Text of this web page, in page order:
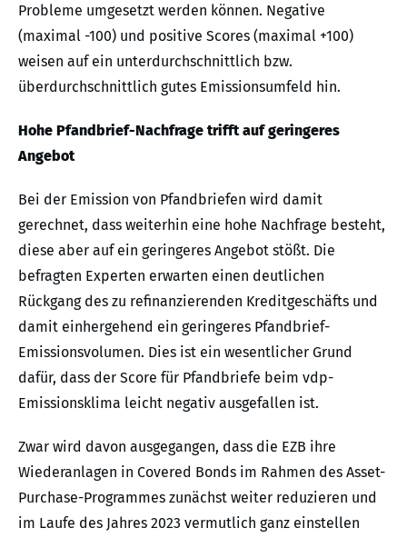
Probleme umgesetzt werden können. Negative
(maximal -100) und positive Scores (maximal +100)
weisen auf ein unterdurchschnittlich bzw.
überdurchschnittlich gutes Emissionsumfeld hin.
Hohe Pfandbrief-Nachfrage trifft auf geringeres
Angebot
Bei der Emission von Pfandbriefen wird damit
gerechnet, dass weiterhin eine hohe Nachfrage besteht,
diese aber auf ein geringeres Angebot stößt. Die
befragten Experten erwarten einen deutlichen
Rückgang des zu refinanzierenden Kreditgeschäfts und
damit einhergehend ein geringeres Pfandbrief-
Emissionsvolumen. Dies ist ein wesentlicher Grund
dafür, dass der Score für Pfandbriefe beim vdp-
Emissionsklima leicht negativ ausgefallen ist.
Zwar wird davon ausgegangen, dass die EZB ihre
Wiederanlagen in Covered Bonds im Rahmen des Asset-
Purchase-Programmes zunächst weiter reduzieren und
im Laufe des Jahres 2023 vermutlich ganz einstellen